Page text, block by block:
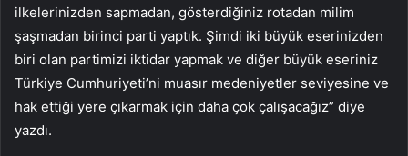
ilkelerinizden sapmadan, gösterdiğiniz rotadan milim
şaşmadan birinci parti yaptık. Şimdi iki büyük eserinizden
biri olan partimizi iktidar yapmak ve diğer büyük eseriniz
Türkiye Cumhuriyeti’ni muasır medeniyetler seviyesine ve
hak ettiği yere çıkarmak için daha çok çalışacağız” diye
yazdı.